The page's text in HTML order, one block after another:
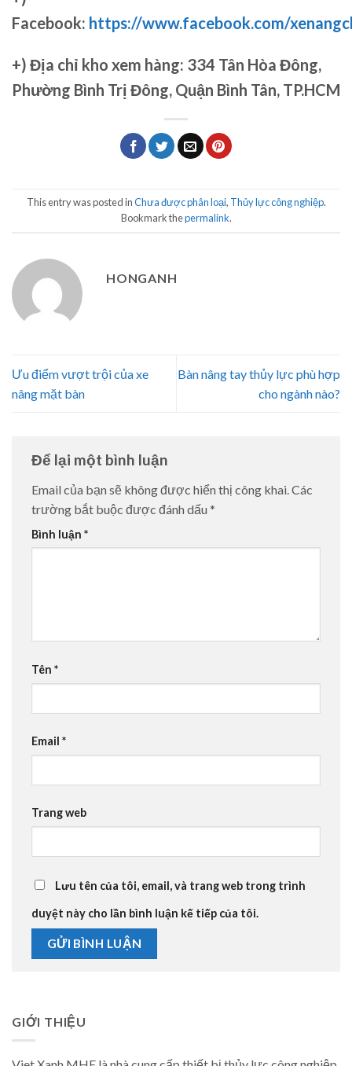
Facebook: https://www.facebook.com/
+) Địa chỉ kho xem hàng: 334 Tân Hòa Đông,
Phường Bình Trị Đông, Quận Bình Tân, TP.HCM
This entry was posted inChưa được phân loại, Thủy lực công nghiệp.
Bookmark thepermalink.
HONGANH
Ưu điểm vượt trội của xe
nâng mặt bàn
Bàn nâng tay thủy lực phù hợp
cho ngành nào?
Để lại một bình luận
Email của bạn sẽ không được hiển thị công khai. Các
trường bắt buộc được đánh dấu *
Bình luận *
Tên *
Email *
Trang web
Lưu tên của tôi, email, và trang web trong trình
duyệt này cho lần bình luận kế tiếp của tôi.
GIỚI THIỆU